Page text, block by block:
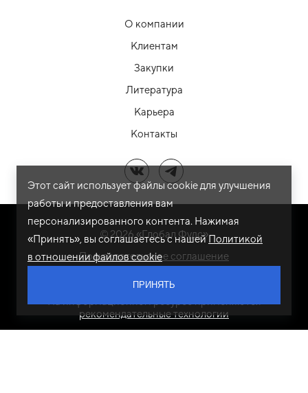
О компании
Клиентам
Закупки
Литература
Карьера
Контакты
Мы в ВКМы в Telegram
© 2026 «Глобал Фудс»
Пользовательское соглашение
Правила обработки персональных данных
рекомендательные технологии
Этот сайт использует файлы cookie для улучшения
работы и предоставления вам
персонализированного контента. Нажимая
«Принять», вы соглашаетесь с нашейПолитикой
в отношении файлов cookie
ПРИНЯТЬ